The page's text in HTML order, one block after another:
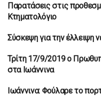
ΠΕΡΙΦΕΡΕΙΑΚΆ ΝΈΑ
Παρατάσεις στις
Κτηματολόγιο
ΠΕΡΙΦΕΡΕΙΑΚΆ ΝΈΑ
Σύσκεψη για την έλλειψη
ΠΕΡΙΦΕΡΕΙΑΚΆ ΝΈΑ
Τρίτη 17/9/2019 ο
στα Ιωάννινα
ΠΕΡΙΦΕΡΕΙΑΚΆ ΝΈΑ
Ιωάννινα: Φούλαρε το